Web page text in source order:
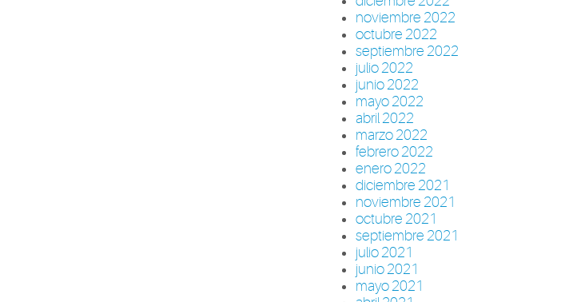
noviembre 2022
octubre 2022
septiembre 2022
julio 2022
junio 2022
mayo 2022
abril 2022
marzo 2022
febrero 2022
enero 2022
diciembre 2021
noviembre 2021
octubre 2021
septiembre 2021
julio 2021
junio 2021
mayo 2021